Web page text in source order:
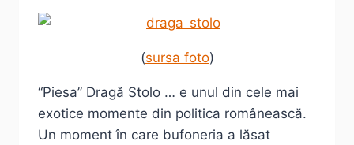
(sursa foto)
“Piesa” Dragă Stolo … e unul din cele mai
exotice momente din politica românească.
Un moment în care bufoneria a lăsat